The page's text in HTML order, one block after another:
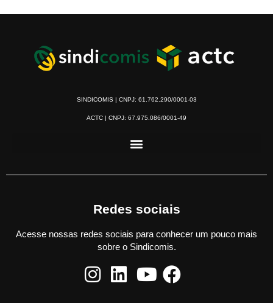
SINDICOMIS | CNPJ: 61.762.290/0001-03
ACTC | CNPJ: 67.975.086/0001-49
Redes sociais
Acesse nossas redes sociais para conhecer um pouco mais
sobre o Sindicomis.